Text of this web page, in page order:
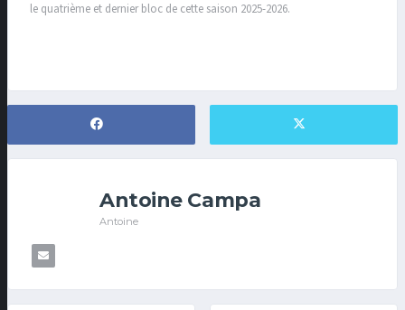
le quatrième et dernier bloc de cette saison 2025-2026.
Antoine Campa
Antoine